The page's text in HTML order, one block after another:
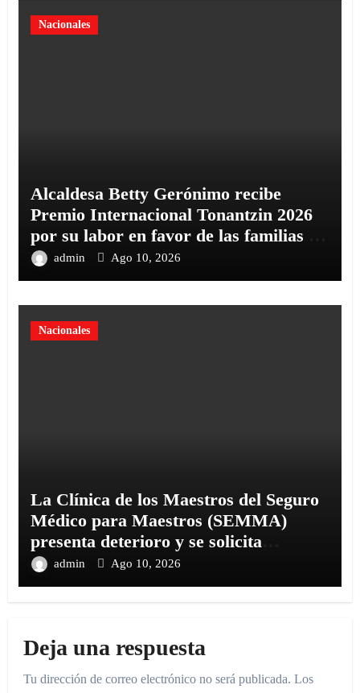
Nacionales
Alcaldesa Betty Gerónimo recibe
Premio Internacional Tonantzin 2026
por su labor en favor de las familias y
la niñez
admin Ago 10, 2026
Nacionales
La Clínica de los Maestros del Seguro
Médico para Maestros (SEMMA)
presenta deterioro y se solicita
intervención urgente
admin Ago 10, 2026
Deja una respuesta
Tu dirección de correo electrónico no será publicada. Los